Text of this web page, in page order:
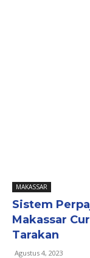
MAKASSAR
Sistem
Makassar
Tarakan
Agustus 4, 2023